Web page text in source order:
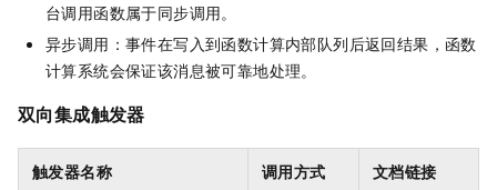
台调用函数属于同步调用。
异步调用：事件在写入到函数计算内部队列后返回结果， 函数
计算系统会保证该消息被可靠地处理。
双向集成触发器
触发器名称 调用方式 文档链接